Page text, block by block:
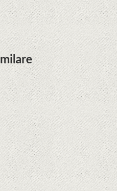
optic variabil
Genomul uman nu mai
- TECH REVIEW
Piese de schimb pentru